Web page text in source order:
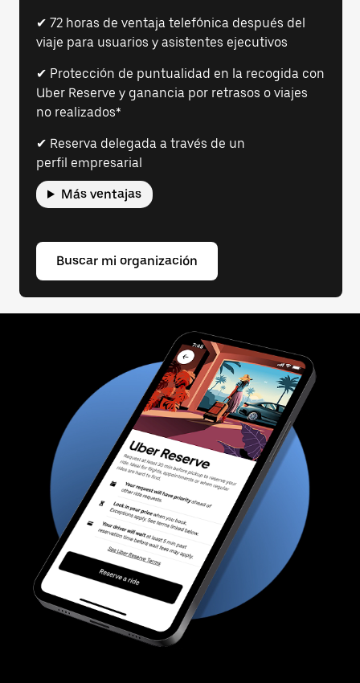
✔ 72 horas de ventaja telefónica después del
viaje para usuarios y asistentes ejecutivos
✔ Protección de puntualidad en la recogida con
Uber Reserve y ganancia por retrasos o viajes
no realizados*
✔ Reserva delegada a través de un
perfil empresarial
Más ventajas
Buscar mi organización